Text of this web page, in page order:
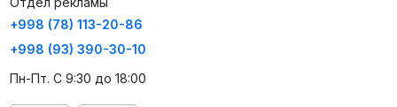
+998 (78) 113-20-86
+998 (93) 390-30-10
Пн-Пт. С 9:30 до 18:00